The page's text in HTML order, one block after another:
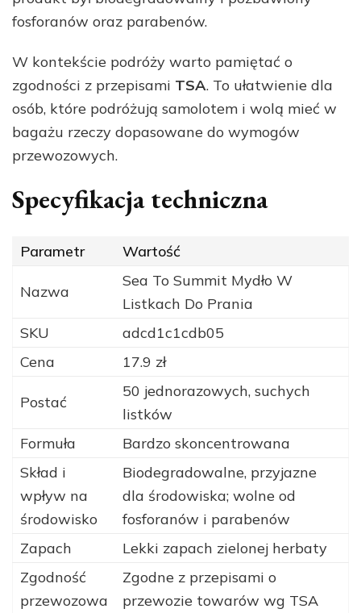
fosforanów oraz parabenów.
W kontekście podróży warto pamiętać o
zgodności z przepisami TSA. To ułatwienie dla
osób, które podróżują samolotem i wolą mieć w
bagażu rzeczy dopasowane do wymogów
przewozowych.
Specyfikacja techniczna
Parametr Wartość
Nazwa
Sea To Summit Mydło W
Listkach Do Prania
SKU
adcd1c1cdb05
Cena
17.9 zł
Postać
50 jednorazowych, suchych
listków
Formuła
Bardzo skoncentrowana
Skład i
wpływ na
środowisko
Biodegradowalne, przyjazne
dla środowiska; wolne od
fosforanów i parabenów
Zapach
Lekki zapach zielonej herbaty
Zgodność
przewozowa
Zgodne z przepisami o
przewozie towarów wg TSA